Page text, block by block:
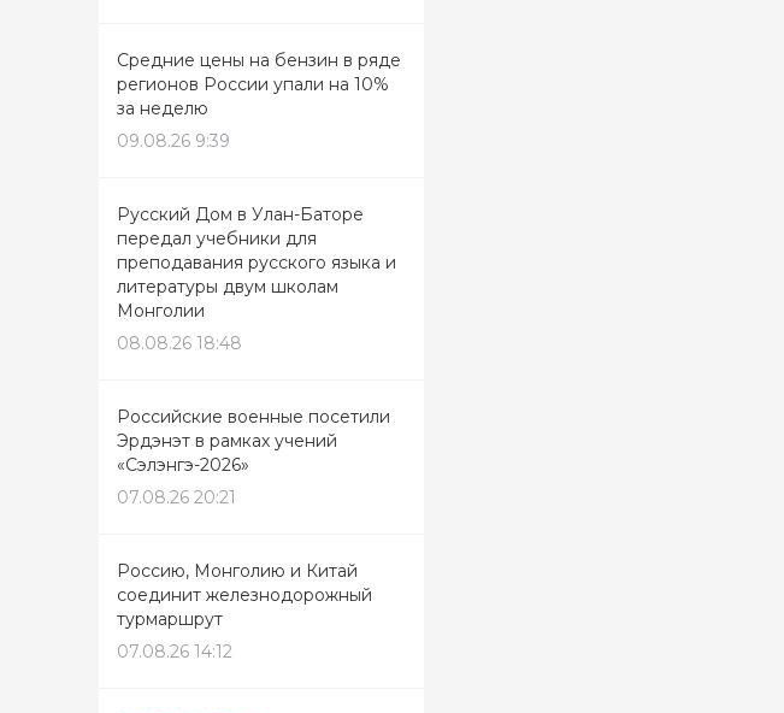
Средние цены на бензин в ряде
регионов России упали на 10%
за неделю
09.08.26 9:39
Русский Дом в Улан-Баторе
передал учебники для
преподавания русского языка и
литературы двум школам
Монголии
08.08.26 18:48
Российские военные посетили
Эрдэнэт в рамках учений
«Сэлэнгэ-2026»
07.08.26 20:21
Россию, Монголию и Китай
соединит железнодорожный
турмаршрут
07.08.26 14:12